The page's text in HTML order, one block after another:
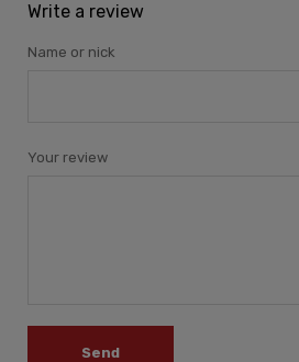
Write a review
Name or nick
Your review
Send